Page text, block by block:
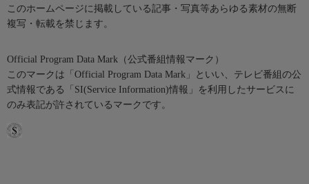
このホームページに掲載している記事・写真等あらゆる素材の無断
複写・転載を禁じます。
Official Program Data Mark（公式番組情報マーク）
このマークは「Official Program Data Mark」といい、テレビ番組の公
式情報である「SI(Service Information)情報」を利用したサービスに
のみ表記が許されているマークです。